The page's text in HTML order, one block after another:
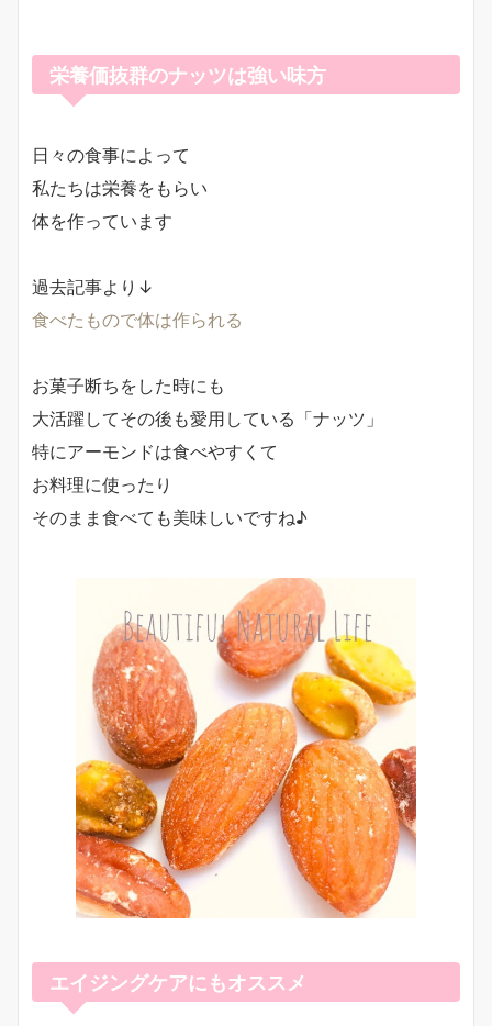
栄養価抜群のナッツは強い味方
日々の食事によって
私たちは栄養をもらい
体を作っています
過去記事より↓
食べたもので体は作られる
お菓子断ちをした時にも
大活躍してその後も愛用している「ナッツ」
特にアーモンドは食べやすくて
お料理に使ったり
そのまま食べても美味しいですね♪
エイジングケアにもオススメ